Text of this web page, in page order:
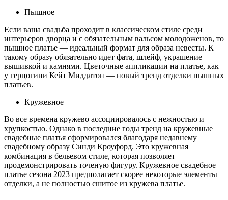
Пышное
Если ваша свадьба проходит в классическом стиле среди
интерьеров дворца и с обязательным вальсом молодоженов, то
пышное платье — идеальный формат для образа невесты. К
такому образу обязательно идет фата, шлейф, украшение
вышивкой и камнями. Цветочные аппликации на платье, как
у герцогини Кейт Миддлтон — новый тренд отделки пышных
платьев.
Кружевное
Во все времена кружево ассоциировалось с нежностью и
хрупкостью. Однако в последние годы тренд на кружевные
свадебные платья сформировался благодаря недавнему
свадебному образу Синди Кроуфорд. Это кружевная
комбинация в бельевом стиле, которая позволяет
продемонстрировать точеную фигуру. Кружевное свадебное
платье сезона 2023 предполагает скорее некоторые элементы
отделки, а не полностью сшитое из кружева платье.